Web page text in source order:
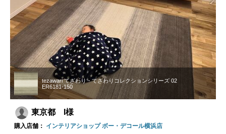
tezawari てざわり・てざわりコレクションシリーズ 02
ER6181-150
東京都 I様
購入店舗： インテリアショップ ボー・デコール横浜店